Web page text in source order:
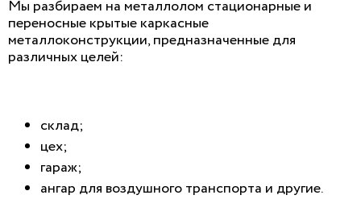
Мы разбираем на металлолом стационарные и
переносные крытые каркасные
металлоконструкции, предназначенные для
различных целей:
склад;
цех;
гараж;
ангар для воздушного транспорта и другие.